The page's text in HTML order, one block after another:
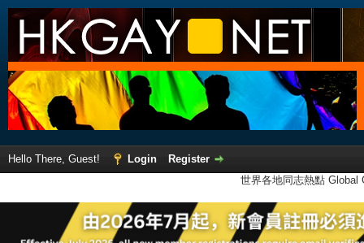
Hello There, Guest! Login
Register
世界各地同志熱點